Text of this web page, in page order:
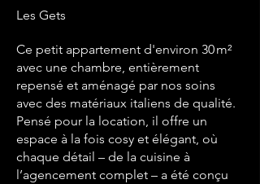
Les Gets
Ce petit appartement d'environ 30 m²
avec une chambre, entièrement
repensé et aménagé par nos soins
avec des matériaux italiens de qualité.
Pensé pour la location, il offre un
espace à la fois cosy et élégant, où
chaque détail – de la cuisine à
l’agencement complet – a été conçu